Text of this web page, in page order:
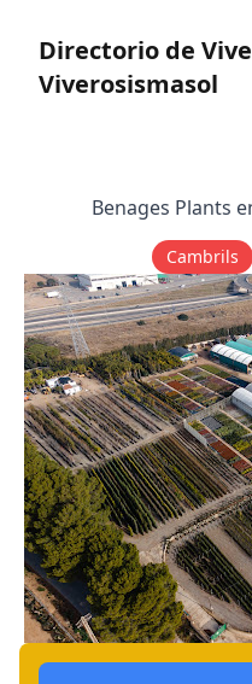
Directorio de
Viverosismasol
Benages Plants
Cambrils